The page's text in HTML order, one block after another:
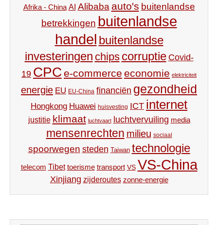
Afrika - China AI Alibaba auto's buitenlandse
betrekkingen buitenlandse
handel buitenlandse
investeringen chips corruptie Covid-
19 CPC e-commerce economie elektriciteit
energie EU EU-China financiën gezondheid
Hongkong Huawei huisvesting ICT internet
justitie klimaat luchtvaart luchtvervuiling media
mensenrechten milieu sociaal
spoorwegen steden Taiwan technologie
telecom Tibet toerisme transport VS VS-China
Xinjiang zijderoutes zonne-energie